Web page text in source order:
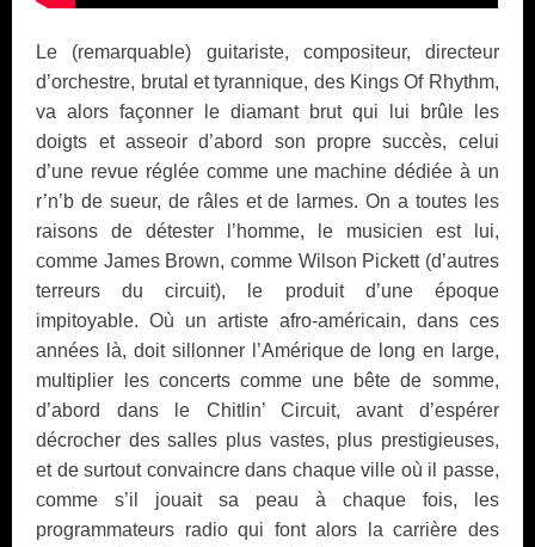
Le (remarquable) guitariste, compositeur, directeur
d’orchestre, brutal et tyrannique, des Kings Of Rhythm,
va alors façonner le diamant brut qui lui brûle les
doigts et asseoir d’abord son propre succès, celui
d’une revue réglée comme une machine dédiée à un
r’n’b de sueur, de râles et de larmes. On a toutes les
raisons de détester l’homme, le musicien est lui,
comme James Brown, comme Wilson Pickett (d’autres
terreurs du circuit), le produit d’une époque
impitoyable. Où un artiste afro-américain, dans ces
années là, doit sillonner l’Amérique de long en large,
multiplier les concerts comme une bête de somme,
d’abord dans le Chitlin’ Circuit, avant d’espérer
décrocher des salles plus vastes, plus prestigieuses,
et de surtout convaincre dans chaque ville où il passe,
comme s’il jouait sa peau à chaque fois, les
programmateurs radio qui font alors la carrière des